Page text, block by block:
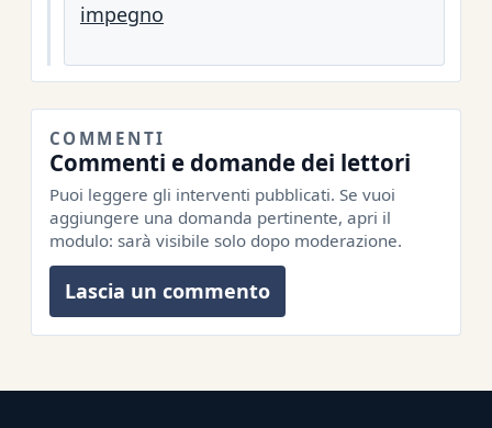
impegno
COMMENTI
Commenti e domande dei lettori
Puoi leggere gli interventi pubblicati. Se vuoi
aggiungere una domanda pertinente, apri il
modulo: sarà visibile solo dopo moderazione.
Lascia un commento